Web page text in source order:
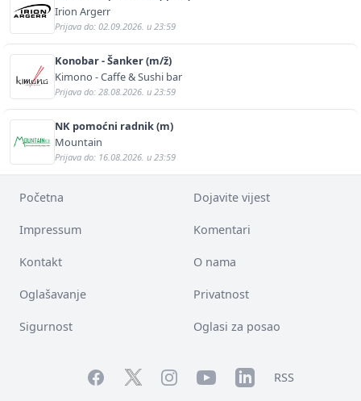
Irion Argerr
Prijava do: 02.09.2026. u 23:59
Konobar - Šanker (m/ž)
Kimono - Caffe & Sushi bar
Prijava do: 28.08.2026. u 23:59
NK pomoćni radnik (m)
Mountain
Prijava do: 16.08.2026. u 23:59
Početna Dojavite vijest
Impressum Komentari
Kontakt O nama
Oglašavanje Privatnost
Sigurnost Oglasi za posao
FacebookTwitterInstagramYouTubeLinkedInRSS